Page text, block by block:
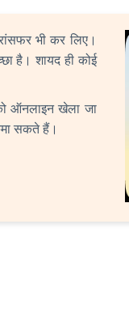
भी कर लिए।
है। शायद ही कोई
ऑनलाइन खेला जा
सकते हैं।